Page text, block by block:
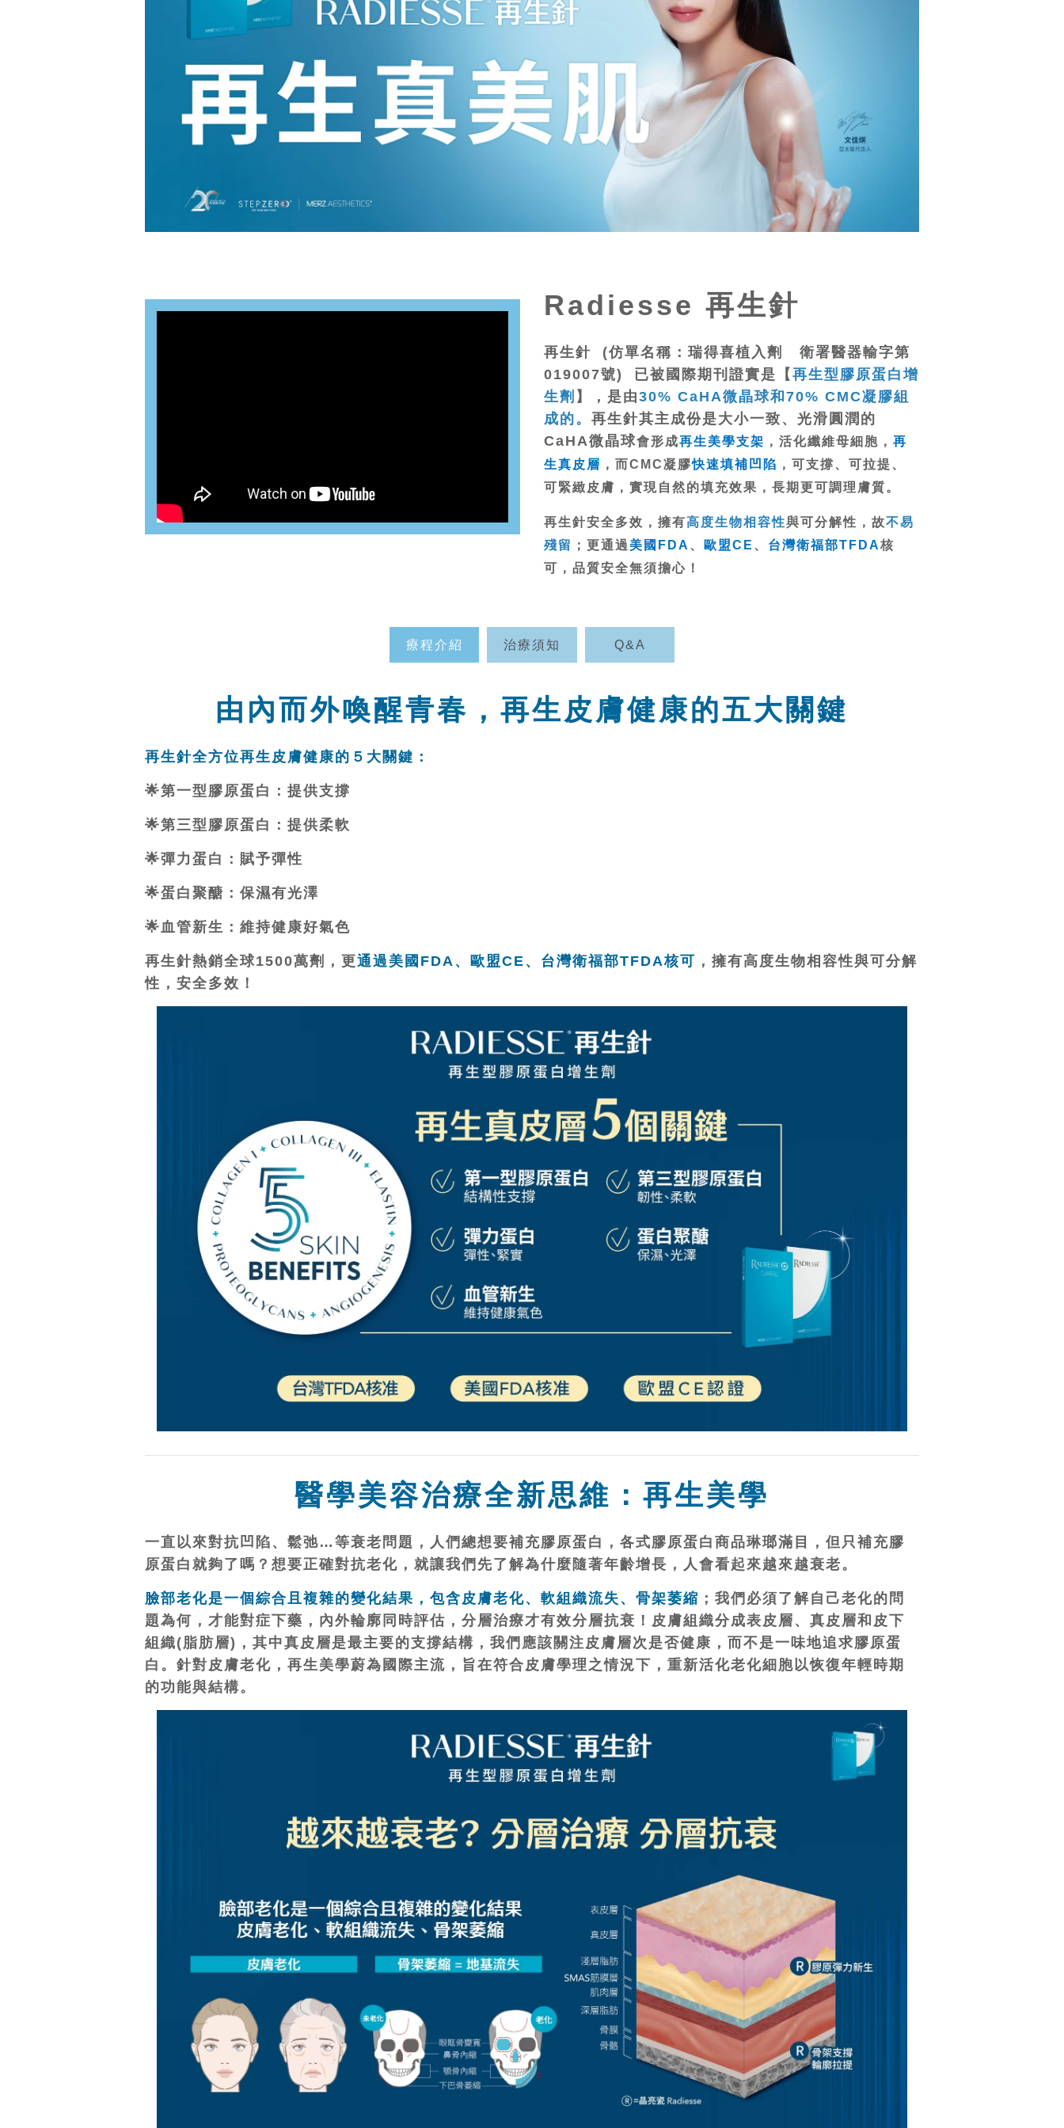
Radiesse 再生針
再生針 (仿單名稱：瑞得喜植入劑 衛署醫器輸字第
019007號) 已被國際期刊證實是【 再生型膠原蛋白增
生劑 】，是由30% CaHA微晶球和70% CMC凝膠組
成的。 再生針其主成份是大小一致、光滑圓潤的
CaHA微晶球會形成再生美學支架 ，活化纖維母細胞， 再
生真皮層 ，而CMC凝膠快速填補凹陷 ，可支撐、可拉提、
可緊緻皮膚，實現自然的填充效果，長期更可調理膚質。
再生針安全多效，擁有高度生物相容性與可分解性，故不易
殘留 ；更通過 美國FDA 、 歐盟CE 、 台灣衛福部TFDA核
可，品質安全無須擔心！
療程介紹 治療須知 Q&A
由內而外喚醒青春，再生皮膚健康的五大關鍵
再生針全方位再生皮膚健康的５大關鍵：
🌟第一型膠原蛋白：提供支撐
🌟第三型膠原蛋白：提供柔軟
🌟彈力蛋白：賦予彈性
🌟蛋白聚醣：保濕有光澤
🌟血管新生：維持健康好氣色
再生針熱銷全球1500萬劑，更通過美國FDA、歐盟CE、台灣衛福部TFDA核可 ，擁有高度生物相容性與可分解
性，安全多效！
醫學美容治療全新思維：再生美學
一直以來對抗凹陷、鬆弛…等衰老問題，人們總想要補充膠原蛋白，各式膠原蛋白商品琳瑯滿目，但只補充膠
原蛋白就夠了嗎？想要正確對抗老化，就讓我們先了解為什麼隨著年齡增長，人會看起來越來越衰老。
臉部老化是一個綜合且複雜的變化結果，包含皮膚老化、軟組織流失、骨架萎縮 ；我們必須了解自己老化的問
題為何，才能對症下藥，內外輪廓同時評估，分層治療才有效分層抗衰！皮膚組織分成表皮層、真皮層和皮下
組織(脂肪層)，其中真皮層是最主要的支撐結構，我們應該關注皮膚層次是否健康，而不是一味地追求膠原蛋
白。針對皮膚老化，再生美學蔚為國際主流，旨在符合皮膚學理之情況下，重新活化老化細胞以恢復年輕時期
的功能與結構。